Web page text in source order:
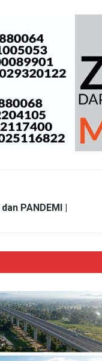
PANDEMI |